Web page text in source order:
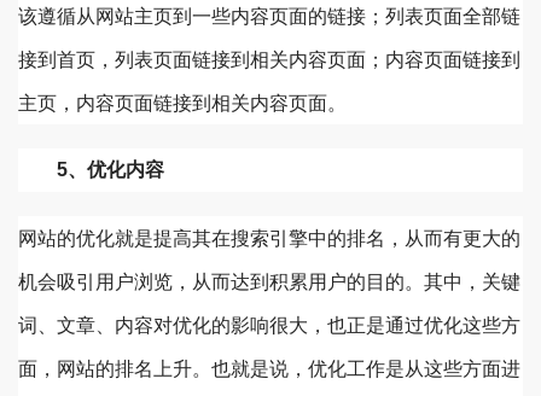
该遵循从网站主页到一些内容页面的链接；列表页面全部链
接到首页，列表页面链接到相关内容页面；内容页面链接到
主页，内容页面链接到相关内容页面。
5、优化内容
网站的优化就是提高其在搜索引擎中的排名，从而有更大的
机会吸引用户浏览，从而达到积累用户的目的。其中，关键
词、文章、内容对优化的影响很大，也正是通过优化这些方
面，网站的排名上升。也就是说，优化工作是从这些方面进